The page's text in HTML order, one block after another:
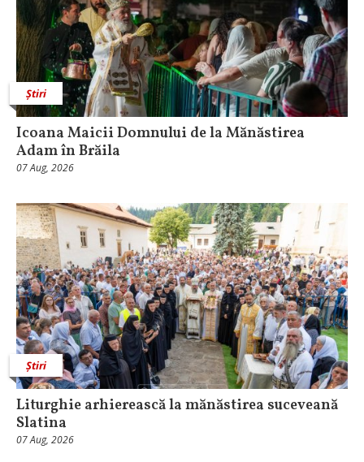
Știri
Icoana Maicii Domnului de la Mănăstirea
Adam în Brăila
07 Aug, 2026
Știri
Liturghie arhierească la mănăstirea suceveană
Slatina
07 Aug, 2026